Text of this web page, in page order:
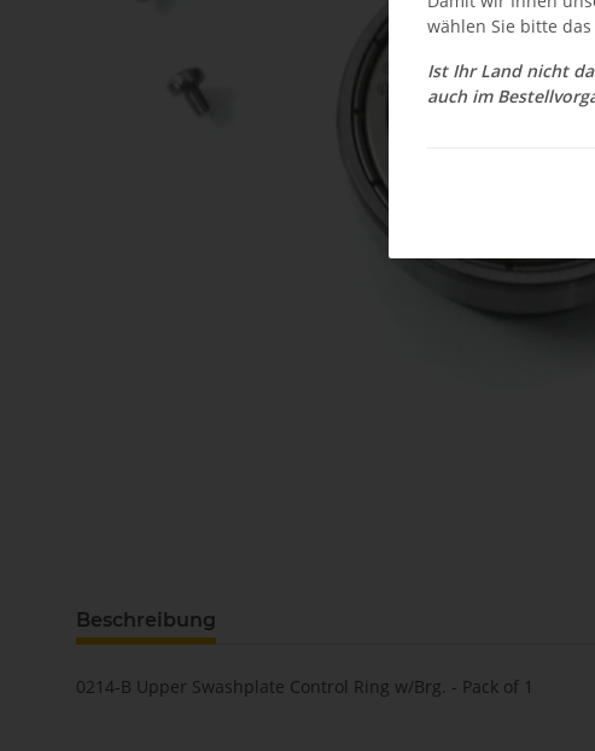
Beschreibung
0214-B Upper Swashplate Control Ring w/Brg. - Pack of 1
wählen Sie bitte
Ist Ihr Land nicht
auch im